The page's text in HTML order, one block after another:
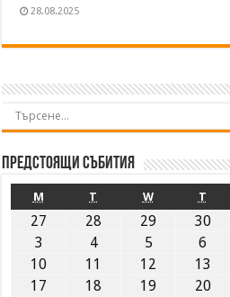
28.08.2025
Предстоящи събития
M T W T
27 28 29 30
3
4 5 6
10
11 12 13
17
18 19 20